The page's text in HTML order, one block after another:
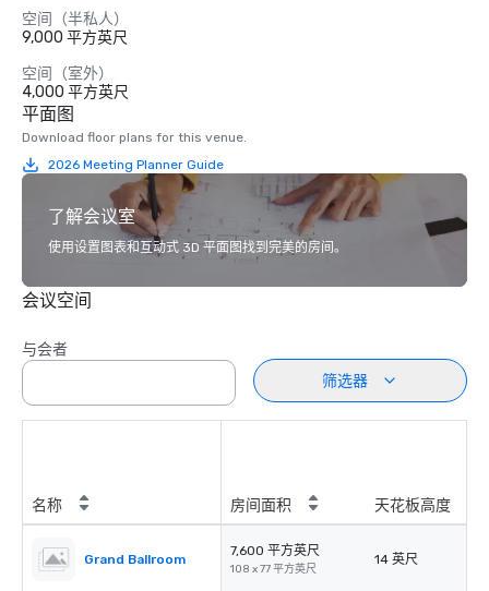
空间（半私人）
9,000 平方英尺
空间（室外）
4,000 平方英尺
平面图
Download floor plans for this venue.
2026 Meeting Planner Guide
了解会议室
使用设置图表和互动式 3D 平面图找到完美的房间。
会议空间
与会者
筛选器
名称 房间面积 天花板高度
Grand Ballroom
7,600 平方英尺
108 x 77 平方英尺
14 英尺